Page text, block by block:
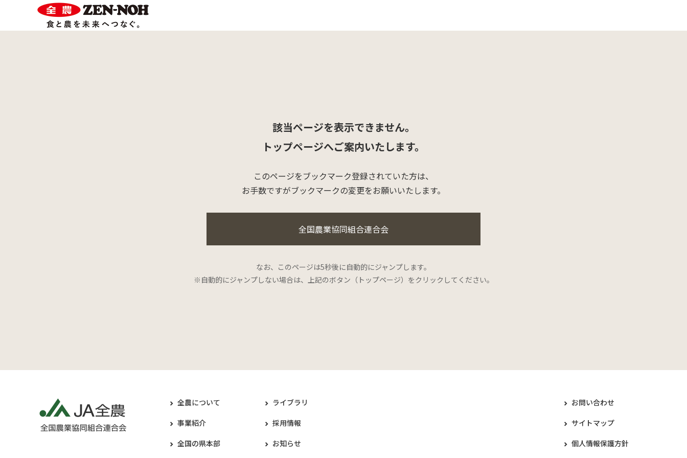
該当ページを表示できません。
トップページへご案内いたします。
このページをブックマーク登録されていた方は、
お手数ですがブックマークの変更をお願いいたします。
全国農業協同組合連合会
なお、このページは5秒後に自動的にジャンプします。
※自動的にジャンプしない場合は、上記のボタン（トップページ）をクリックしてください。
全農について
事業紹介
全国の県本部
ライブラリ
採用情報
お知らせ
お問い合わせ
サイトマップ
個人情報保護方針